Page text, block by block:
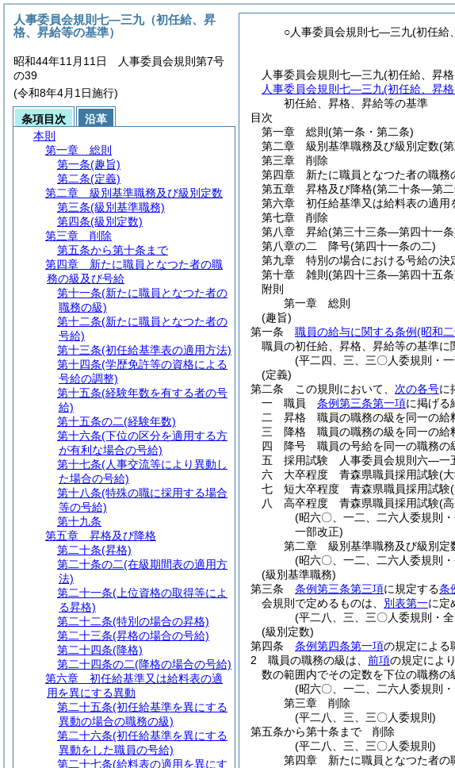
○人事委員会規則七―三九(初任給
人事委員会規則七―三九(初任給、昇
人事委員会規則七―三九(初任給、昇
初任給、昇格、昇給等の基準
目次
第一章
総則 (第一条・第二条)
第二章
級別基準職務及び級別定数(
第三章
削除
第四章
新たに職員となつた者の職務
第五章
昇格及び降格(第二十条―第二
第六章
初任給基準又は給料表の適用
第七章
削除
第八章
昇給(第三十三条―第四十一
第八章の二
降号(第四十一条の二)
第九章
特別の場合における号給の決
第十章
雑則 (第四十三条―第四十五
附則
第一章
総則
(趣旨)
第一条
職員の給与に関する条例(昭和
職員の初任給、昇格、昇給等の基準に
(平二四、三、三〇人委規則・
(定義)
第二条
この規則において、 次の各号に
一
職員 条例第三条第一項に掲げる
二
昇格 職員の職務の級を同一の給
三
降格 職員の職務の級を同一の給
四
降号 職員の号給を同一の職務の
五
採用試験 人事委員会規則六―一
六
大卒程度 青森県職員採用試験(
七
短大卒程度 青森県職員採用試験
八
高卒程度 青森県職員採用試験(
(昭六〇、一二、二六人委規則
一部改正)
第二章
級別基準職務及び級別定
(昭六〇、一二、二六人委規則
(級別基準職務)
第三条
条例第三条第三項に規定する条
会規則で定めるものは、 別表第一に定
(平二八、三、三〇人委規則・
(級別定数)
第四条
条例第四条第一項の規定による
2
職員の職務の級は、 前項の規定によ
数の範囲内でその定数を下位の職務の
(昭六〇、一二、二六人委規則
第三章
削除
(平二八、三、三〇人委規則)
第五条から第十条まで
削除
(平二八、三、三〇人委規則)
第四章
新たに職員となつた者の
人事委員会規則七―三九（初任給、昇
格、昇給等の基準）
昭和44年11月11日 人事委員会規則第7号
の39
(令和8年4月1日施行)
条項目次
沿革
本則
第一章
総則
第一条(趣旨)
第二条(定義)
第二章
級別基準職務及び級別定数
第三条(級別基準職務)
第四条(級別定数)
第三章
削除
第五条から第十条まで
第四章
新たに職員となつた者の職
務の級及び号給
第十一条(新たに職員となつた者の
職務の級)
第十二条(新たに職員となつた者の
号給)
第十三条(初任給基準表の適用方法)
第十四条(学歴免許等の資格による
号給の調整)
第十五条(経験年数を有する者の号
給)
第十五条の二(経験年数)
第十六条(下位の区分を適用する方
が有利な場合の号給)
第十七条(人事交流等により異動し
た場合の号給)
第十八条(特殊の職に採用する場合
等の号給)
第十九条
第五章
昇格及び降格
第二十条(昇格)
第二十条の二(在級期間表の適用方
法)
第二十一条(上位資格の取得等によ
る昇格)
第二十二条(特別の場合の昇格)
第二十三条(昇格の場合の号給)
第二十四条(降格)
第二十四条の二(降格の場合の号給)
第六章
初任給基準又は給料表の適
用を異にする異動
第二十五条(初任給基準を異にする
異動の場合の職務の級)
第二十六条(初任給基準を異にする
異動をした職員の号給)
第二十七条(給料表の適用を異にす